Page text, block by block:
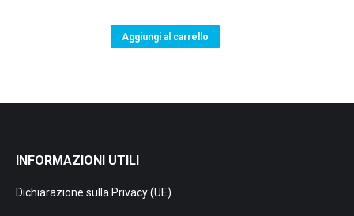
Aggiungi al carrello
INFORMAZIONI UTILI
Dichiarazione sulla Privacy (UE)